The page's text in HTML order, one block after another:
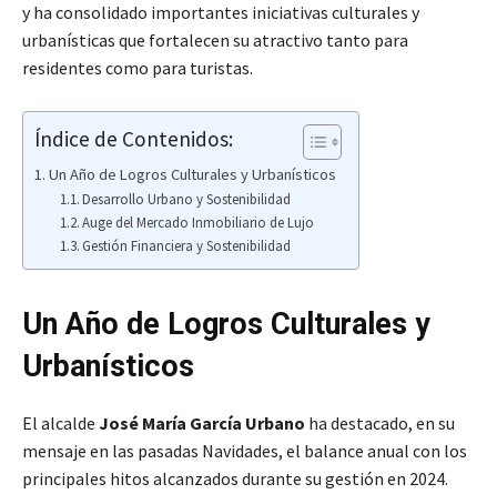
y ha consolidado importantes iniciativas culturales y
urbanísticas que fortalecen su atractivo tanto para
residentes como para turistas.
Índice de Contenidos:
Un Año de Logros Culturales y Urbanísticos
Desarrollo Urbano y Sostenibilidad
Auge del Mercado Inmobiliario de Lujo
Gestión Financiera y Sostenibilidad
Un Año de Logros Culturales y
Urbanísticos
El alcalde José María García Urbano ha destacado, en su
mensaje en las pasadas Navidades, el balance anual con los
principales hitos alcanzados durante su gestión en 2024.